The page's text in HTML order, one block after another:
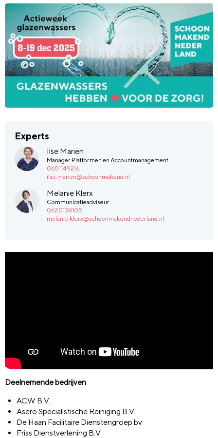
Experts
Ilse Mariën
Manager Platformen en Accountmanagement
0651149216
ilse.marien@schoonmakend.nl
Melanie Klerx
Communicatieadviseur
0620138105
melanie.klerx@schoonmakendnederland.nl
Deelnemende bedrijven
ACW B.V.
Asero Specialistische Reiniging B.V.
De Haan Facilitaire Dienstengroep bv
Friss Dienstverlening B.V.